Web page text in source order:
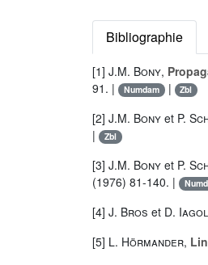
Bibliographie
[1] J.M. Bony,
91. |
Numdam | Zbl
[2] J.M. Bony et P.
| Zbl
[3] J.M. Bony et P.
(1976) 81-140. |
[4] J. Bros et D.
[5] L. Hörmander,